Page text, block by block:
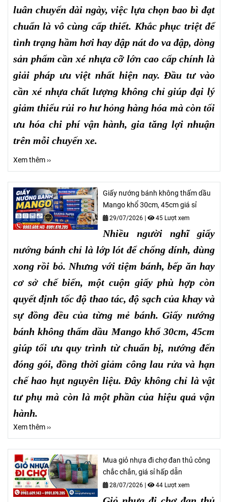
luân chuyển dài ngày, việc lựa chọn bao bì đạt
chuẩn là vô cùng cấp thiết. Khắc phục triệt để
tình trạng hầm hơi hay dập nát do va đập, dòng
sản phẩm cần xé nhựa cỡ lớn cao cấp chính là
giải pháp ưu việt nhất hiện nay. Đầu tư vào
cần xé nhựa chất lượng không chỉ giúp đại lý
giảm thiểu rủi ro hư hỏng hàng hóa mà còn tối
ưu hóa chi phí vận hành, gia tăng lợi nhuận
trên mỗi chuyến xe.
Xem thêm ››
Giấy nướng bánh không thấm dầu
Mango khổ 30cm, 45cm giá sỉ
29/07/2026 | 45 Lượt xem
Nhiều người nghĩ giấy
nướng bánh chỉ là lớp lót để chống dính, dùng
xong rồi bỏ. Nhưng với tiệm bánh, bếp ăn hay
cơ sở chế biến, một cuộn giấy phù hợp còn
quyết định tốc độ thao tác, độ sạch của khay và
sự đồng đều của từng mẻ bánh. Giấy nướng
bánh không thấm dầu Mango khổ 30cm, 45cm
giúp tối ưu quy trình từ chuẩn bị, nướng đến
đóng gói, đồng thời giảm công lau rửa và hạn
chế hao hụt nguyên liệu. Đây không chỉ là vật
tư phụ mà còn là một phần của hiệu quả vận
hành.
Xem thêm ››
Mua giỏ nhựa đi chợ đan thủ công
chắc chắn, giá sỉ hấp dẫn
28/07/2026 | 44 Lượt xem